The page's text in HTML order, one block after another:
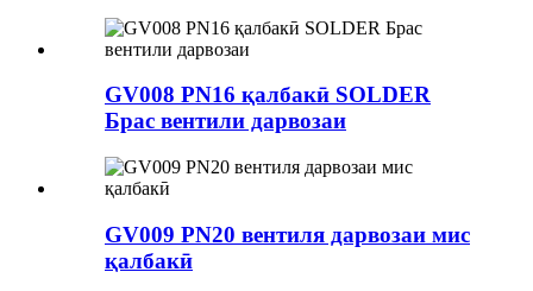
GV008 PN16 қалбакӣ SOLDER
Брас вентили дарвозаи
GV009 PN20 вентиля дарвозаи мис
қалбакӣ